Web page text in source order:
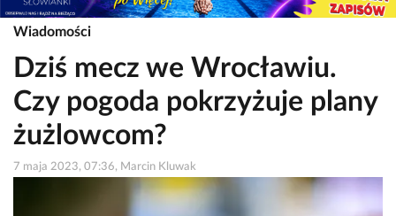
Wiadomości
Dziś mecz we Wrocławiu.
Czy pogoda pokrzyżuje plany
żużlowcom?
7 maja 2023, 07:36, Marcin Kluwak